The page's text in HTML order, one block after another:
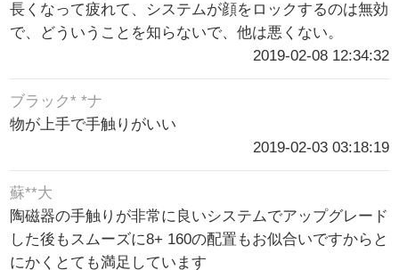
長くなって疲れて、システムが顔をロックするのは無効
で、どういうことを知らないで、他は悪くない。
2019-02-08 12:34:32
ブラック* *ナ
物が上手で手触りがいい
2019-02-03 03:18:19
蘇**大
陶磁器の手触りが非常に良いシステムでアップグレード
した後もスムーズに8+ 160の配置もお似合いですからと
にかくとても満足しています